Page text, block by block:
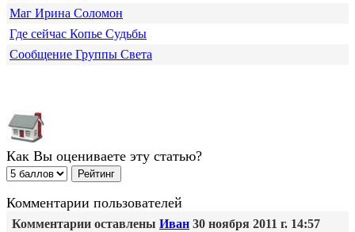
Маг Ирина Соломон
Где сейчас Копье Судьбы
Сообщение Группы Света
Как Вы оцениваете эту статью?
Комментарии пользователей
Комментарии оставлены Иван 30 ноября 2011 г. 14:57